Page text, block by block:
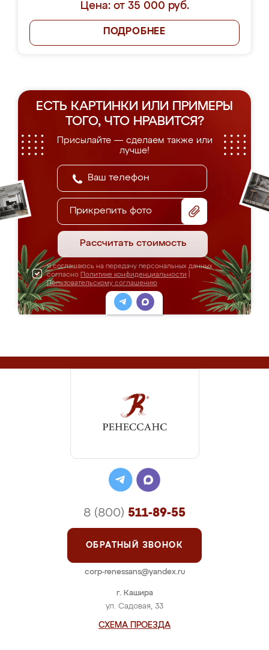
Цена: от 35 000 руб.
ПОДРОБНЕЕ
ЕСТЬ КАРТИНКИ ИЛИ ПРИМЕРЫ
ТОГО, ЧТО НРАВИТСЯ?
Присылайте — сделаем также или
лучше!
Прикрепить фото
Рассчитать стоимость
Я соглашаюсь на передачу персональных данных
согласно Политике конфиденциальности
Пользовательскому соглашению
г. Кашира
ул. Садовая, 33
СХЕМА ПРОЕЗДА
8 (800) 511-89-55
ОБРАТНЫЙ ЗВОНОК
corp-renessans@yandex.ru